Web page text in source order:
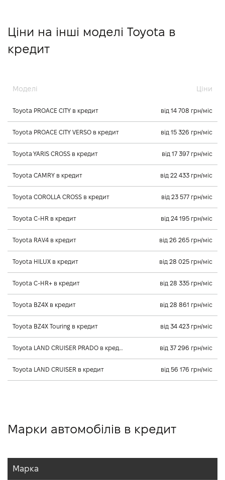
Ціни на інші моделі Toyota в
кредит
Моделі Ціни
Toyota PROACE CITY в кредит від 14 708 грн/міс
Toyota PROACE CITY VERSO в кредит від 15 326 грн/міс
Toyota YARIS CROSS в кредит від 17 397 грн/міс
Toyota CAMRY в кредит від 22 433 грн/міс
Toyota COROLLA CROSS в кредит від 23 577 грн/міс
Toyota C-HR в кредит від 24 195 грн/міс
Toyota RAV4 в кредит від 26 265 грн/міс
Toyota HILUX в кредит від 28 025 грн/міс
Toyota C-HR+ в кредит від 28 335 грн/міс
Toyota BZ4X в кредит від 28 861 грн/міс
Toyota BZ4X Touring в кредит від 34 423 грн/міс
Toyota LAND CRUISER PRADO в кредит від 37 296 грн/міс
Toyota LAND CRUISER в кредит від 56 176 грн/міс
Марки автомобілів в кредит
Марка